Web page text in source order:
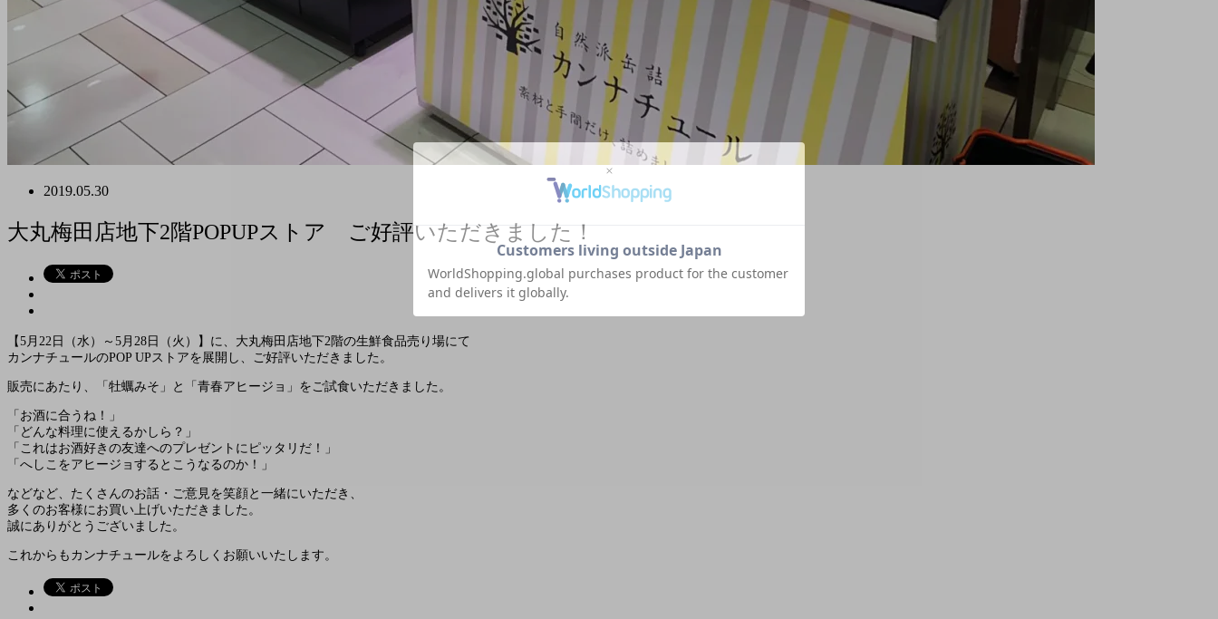
2019.05.30
大丸梅田店地下2階POPUPストア ご好評いただきました！
【5月22日（水）～5月28日（火）】に、大丸梅田店地下2階の生鮮食品売り場にて
カンナチュールのPOP UPストアを展開し、ご好評いただきました。
販売にあたり、「牡蠣みそ」と「青春アヒージョ」をご試食いただきました。
「お酒に合うね！」
「どんな料理に使えるかしら？」
「これはお酒好きの友達へのプレゼントにピッタリだ！」
「へしこをアヒージョするとこうなるのか！」
などなど、たくさんのお話・ご意見を笑顔と一緒にいただき、
多くのお客様にお買い上げいただきました。
誠にありがとうございました。
これからもカンナチュールをよろしくお願いいたします。